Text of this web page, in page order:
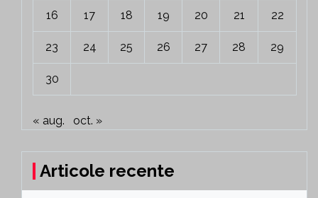
16 17 18 19 20 21 22
23 24 25 26 27 28 29
30
« aug. oct. »
Articole recente